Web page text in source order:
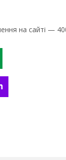
на сайті —